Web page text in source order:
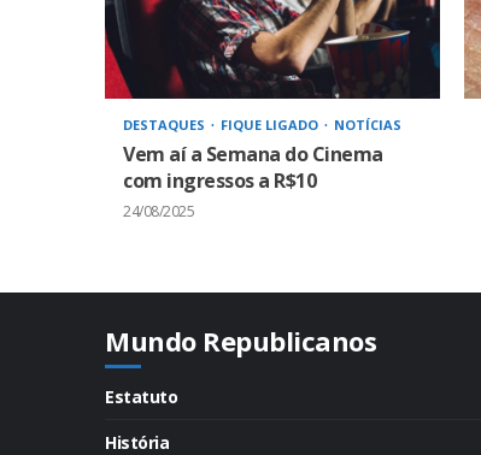
DESTAQUES FIQUE LIGADO NOTÍCIAS
Vem aí a Semana do Cinema
com ingressos a R$10
24/08/2025
Mundo Republicanos
Estatuto
História